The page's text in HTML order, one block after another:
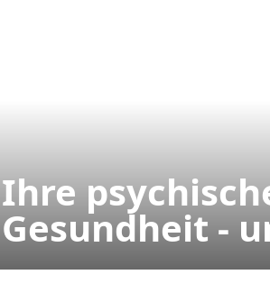
Ihre
Gesundheit -